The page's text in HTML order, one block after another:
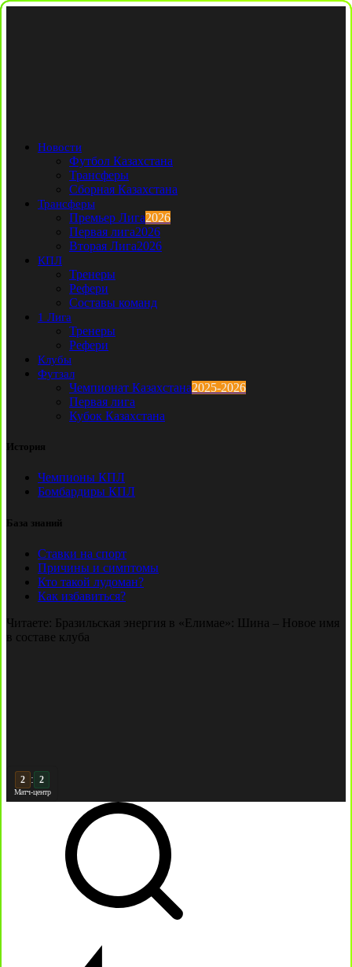
Новости
Футбол Казахстана
Трансферы
Сборная Казахстана
Трансферы
Премьер Лига2026
Первая лига2026
Вторая Лига2026
КПЛ
Тренеры
Рефери
Составы команд
1 Лига
Тренеры
Рефери
Клубы
Футзал
Чемпионат Казахстана2025-2026
Первая лига
Кубок Казахстана
История
Чемпионы КПЛ
Бомбардиры КПЛ
База знаний
Ставки на спорт
Причины и симптомы
Кто такой лудоман?
Как избавиться?
Читаете: Бразильская энергия в «Елимае»: Шина – Новое имя
в составе клуба
3 : 2
Матч-центр